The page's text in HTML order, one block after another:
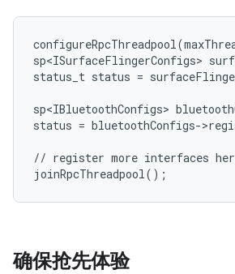
sp<ISurfaceFlingerConfigs>
status_t status =
sp<IBluetoothConfigs>
status = bluetoothConfigs-
// register more interfaces
确保抢先体验